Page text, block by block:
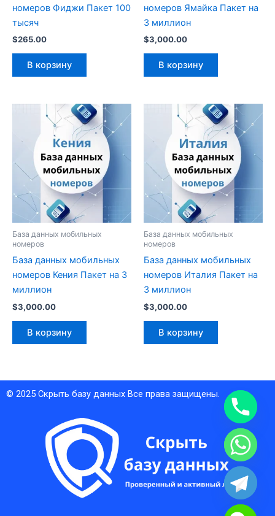
номеров Фиджи Пакет 100
тысяч
$265.00
В корзину
номеров Ямайка Пакет на
3 миллион
$3,000.00
В корзину
База данных мобильных
номеров
База данных мобильных
номеров Кения Пакет на 3
миллион
$3,000.00
В корзину
База данных мобильных
номеров
База данных мобильных
номеров Италия Пакет на
3 миллион
$3,000.00
В корзину
© 2025 Скрыть базу данных Все права защищены.